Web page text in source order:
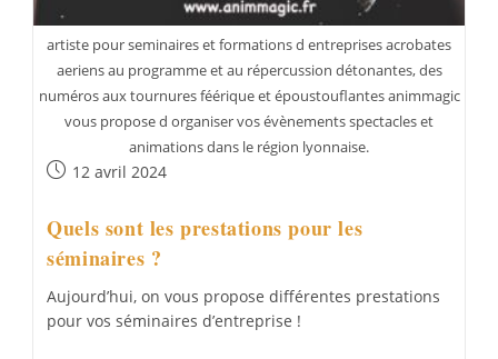
artiste pour seminaires et formations d entreprises acrobates
aeriens au programme et au répercussion détonantes, des
numéros aux tournures féérique et époustouflantes animmagic
vous propose d organiser vos évènements spectacles et
animations dans le région lyonnaise.
Publication
12 avril 2024
Quels sont les prestations pour les
séminaires ?
Aujourd’hui, on vous propose différentes prestations
pour vos séminaires d’entreprise !